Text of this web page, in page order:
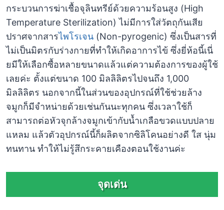
กระบวนการฆ่าเชื้อจุลินทรีย์ด้วยความร้อนสูง (High
Temperature Sterilization) ไม่มีการใส่วัตถุกันเสีย
ปราศจากสารไพโรเจน (Non-pyrogenic) ซึ่งเป็นสารที่
ไม่เป็นมิตรกับร่างกายที่ทำให้เกิดอาการไข้ ซึ่งยี่ห้อนี้เนี่
ยมีให้เลือกซื้อหลายขนาดแล้วแต่ความต้องการของผู้ใช้
เลยค่ะ ตั้งแต่ขนาด 100 มิลลิลิตรไปจนถึง 1,000
มิลลิลิตร นอกจากนี้ในส่วนของอุปกรณ์ที่ใช้ช่วยล้าง
จมูกก็มีจำหน่ายด้วยเช่นกันนะทุกคน ซึ่งเวลาใช้ก็
สามารถต่อหัวจุกล้างจมูกเข้ากับน้ำเกลือขวดแบบปลาย
แหลม แล้วตัวอุปกรณ์นี้ก็ผลิตจากซิลิโคนอย่างดี ใส นุ่ม
ทนทาน ทำให้ไม่รู้สึกระคายเคืองตอนใช้งานค่ะ
จุดเด่น